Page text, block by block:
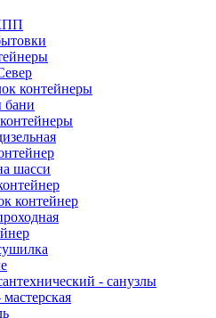
контейнеры
бани
шасси
контейнер
- санузлы